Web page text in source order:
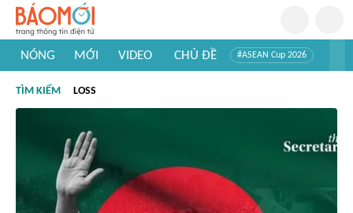
NÓNG MỚI VIDEO CHỦ ĐỀ #ASEAN Cup 2026
#Khám phá thế giới
TÌM KIẾM LOSS